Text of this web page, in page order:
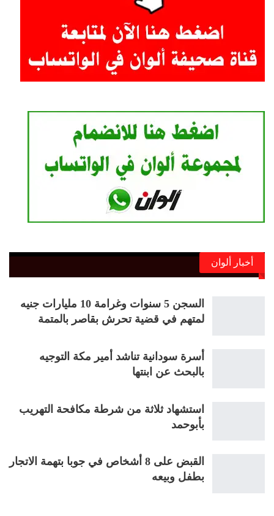
أخبار ألوان
السجن 5 سنوات وغرامة 10 مليارات جنيه
لمتهم في قضية تحرش بقاصر بالمتمة
أسرة سودانية تناشد أمير مكة التوجيه
بالبحث عن ابنتها
استشهاد ثلاثة من شرطة مكافحة التهريب
بأبوحمد
القبض على 8 أشخاص في جوبا بتهمة الاتجار
بطفل وبيعه